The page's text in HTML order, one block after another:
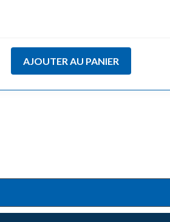
AJOUTER AU PANIER